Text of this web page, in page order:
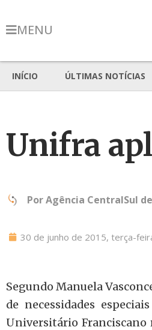
MENU
INÍCIO ÚLTIMAS NOTÍCIAS
Unifra
PorAgência CentralSul
30 de junho de 2015, terça-
Segundo Manuela
de necessidades
Universitário Franciscano